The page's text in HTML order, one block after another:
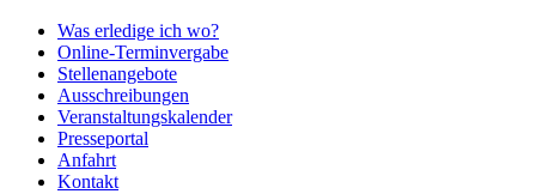
Was erledige ich wo?
Online-Terminvergabe
Stellenangebote
Ausschreibungen
Veranstaltungskalender
Presseportal
Anfahrt
Kontakt